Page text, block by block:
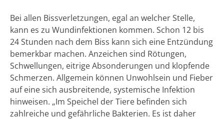
Bei allen Bissverletzungen, egal an welcher Stelle,
kann es zu Wundinfektionen kommen. Schon 12 bis
24 Stunden nach dem Biss kann sich eine Entzündung
bemerkbar machen. Anzeichen sind Rötungen,
Schwellungen, eitrige Absonderungen und klopfende
Schmerzen. Allgemein können Unwohlsein und Fieber
auf eine sich ausbreitende, systemische Infektion
hinweisen. „Im Speichel der Tiere befinden sich
zahlreiche und gefährliche Bakterien. Es ist daher